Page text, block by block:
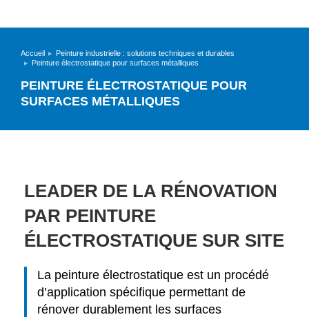
Vous êtes ici :
Accueil
Peinture industrielle : solutions techniques et durables
Peinture électrostatique pour surfaces métalliques
PEINTURE ÉLECTROSTATIQUE POUR
SURFACES MÉTALLIQUES
LEADER DE LA RÉNOVATION
PAR PEINTURE
ÉLECTROSTATIQUE SUR SITE
La peinture électrostatique est un procédé
d’application spécifique permettant de
rénover durablement les surfaces